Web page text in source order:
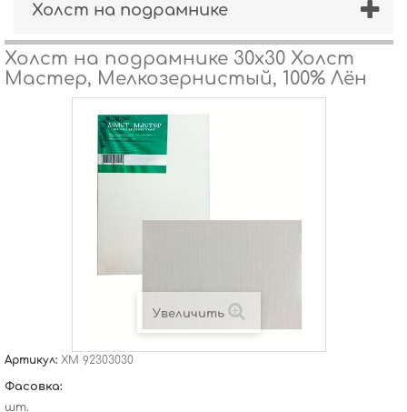
Холст на подрамнике
Холст на подрамнике 30х30 Холст
Мастер, Мелкозернистый, 100% Лён
Увеличить
Артикул: ХМ 92303030
Фасовка:
шт.